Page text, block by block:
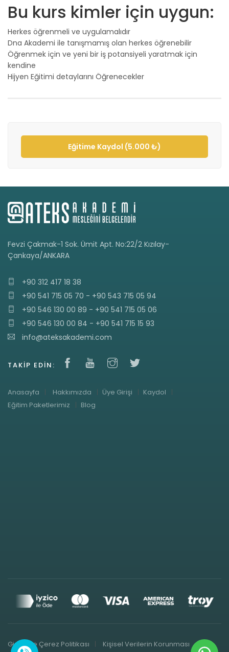
Bu kurs kimler için uygun:
Herkes öğrenmeli ve uygulamalıdır
Dna Akademi ile tanışmamış olan herkes öğrenebilir
Öğrenmek için ve yeni bir iş potansiyeli yaratmak için
kendine
Hijyen Eğitimi detaylarını Öğrenecekler
Eğitime Kaydol (5.000 ₺)
Fevzi Çakmak-1 Sok. Ümit Apt. No:22/2 Kızılay-
Çankaya/ANKARA
+90 312 417 18 38
+90 541 715 05 70 - +90 543 715 05 94
+90 546 130 00 89 - +90 541 715 05 06
+90 546 130 00 84 - +90 541 715 15 93
info@ateksakademi.com
TAKIP EDIN:
Anasayfa Hakkımızda Üye Girişi
Kaydol
Eğitim Paketlerimiz
Blog
Gizlilik ve Çerez Politikası Kişisel Verilerin Korunması